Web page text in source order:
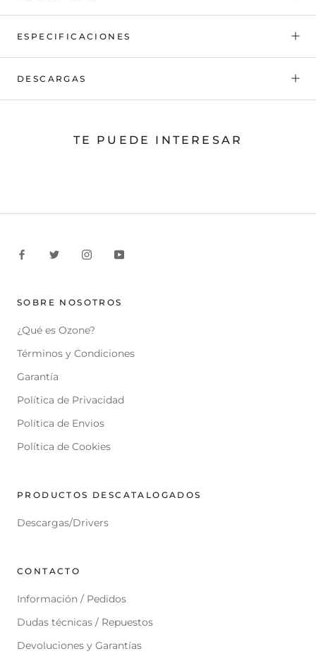
ESPECIFICACIONES
DESCARGAS
TE PUEDE INTERESAR
SOBRE NOSOTROS
¿Qué es Ozone?
Términos y Condiciones
Garantía
Política de Privacidad
Política de Envios
Política de Cookies
PRODUCTOS DESCATALOGADOS
Descargas/Drivers
CONTACTO
Información / Pedidos
Dudas técnicas / Repuestos
Devoluciones y Garantías